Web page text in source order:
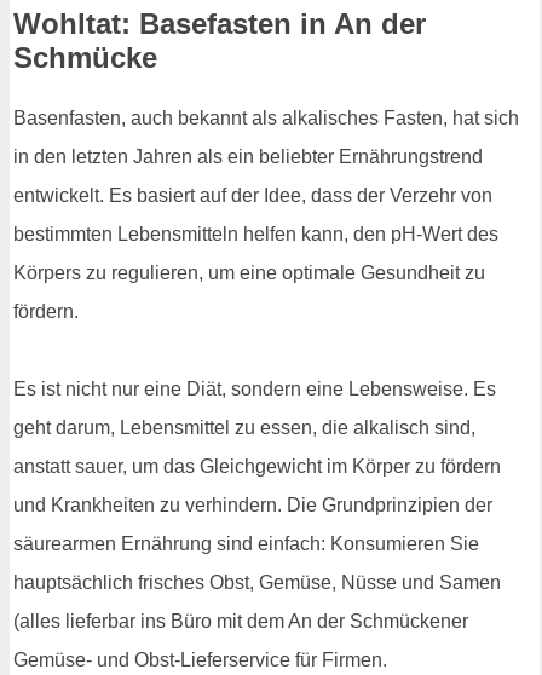
Wohltat: Basefasten in An der
Schmücke
Basenfasten, auch bekannt als alkalisches Fasten, hat sich
in den letzten Jahren als ein beliebter Ernährungstrend
entwickelt. Es basiert auf der Idee, dass der Verzehr von
bestimmten Lebensmitteln helfen kann, den pH-Wert des
Körpers zu regulieren, um eine optimale Gesundheit zu
fördern.
Es ist nicht nur eine Diät, sondern eine Lebensweise. Es
geht darum, Lebensmittel zu essen, die alkalisch sind,
anstatt sauer, um das Gleichgewicht im Körper zu fördern
und Krankheiten zu verhindern. Die Grundprinzipien der
säurearmen Ernährung sind einfach: Konsumieren Sie
hauptsächlich frisches Obst, Gemüse, Nüsse und Samen
(alles lieferbar ins Büro mit dem An der Schmückener
Gemüse- und Obst-Lieferservice für Firmen.